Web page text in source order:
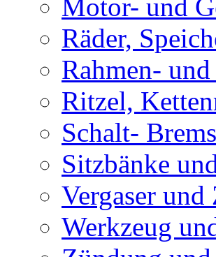
Motor- und
Räder,
Rahmen-
Ritzel,
Schalt-
Sitzbänke
Vergaser und
Werkzeug